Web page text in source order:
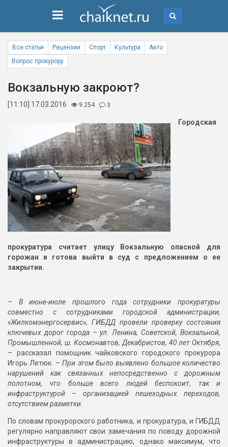
Все статьи Рецензии Спорт Культура
Авто
Вопрос прокурору
Вокзальную закроют?
[11:10] 17.03.2016 9 254 3
Городская
прокуратура считает улицу Вокзальную опасной для
горожан и готова выйти в суд с предложением о ее
закрытии.
– В июне-июле прошлого года сотрудники прокуратуры
совместно с сотрудниками городской администрации,
«Жилкомэнергосервис», ГИБДД провели проверку состояния
ключевых дорог города – ул. Ленина, Советской, Вокзальной,
Промышленной, ш. Космонавтов, Декабристов, 40 лет Октября,
– рассказал помощник чайковского городского прокурора
Игорь Летюк. –При этом было выявлено большое количество
нарушений как связанных непосредственно с дорожным
полотном, что больше всего людей беспокоит, так и
инфраструктурой – организацией пешеходных переходов,
отсутствием разметки.
По словам прокурорского работника, и прокуратура, и ГИБДД
регулярно направляют свои замечания по поводу дорожной
инфраструктуры в администрацию, однако максимум, что